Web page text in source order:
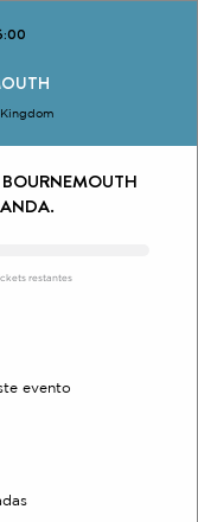
restantes
evento